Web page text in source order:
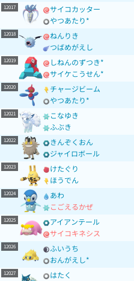
12017
サイコカッター
やつあたり*
12018
ねんりき
つばめがえし
12019
しねんのずつき*
サイケこうせん*
12020
チャージビーム
やつあたり*
12021
こなゆき
ふぶき
12022
きんぞくおん
ジャイロボール
12023
けたぐり
ほうでん
12024
あわ
こごえるかぜ
12025
アイアンテール
サイコキネシス
12026
ふいうち
おんがえし*
12027 はたく